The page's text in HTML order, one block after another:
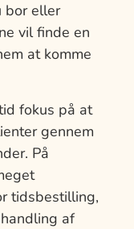
bor eller
vil finde en
at komme
fokus på at
gennem
På
tidsbestilling,
af